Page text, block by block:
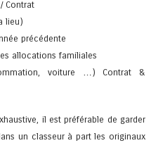
Contrat
lieu)
précédente
allocations familiales
voiture …) Contrat &
il est préférable de garder
un classeur à part les originaux